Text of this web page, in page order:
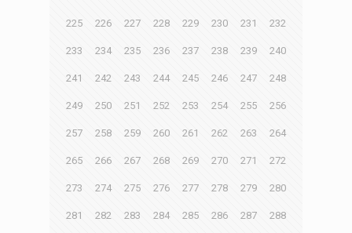
225 226 227 228 229 230 231 232
233 234 235 236 237 238 239 240
241 242 243 244 245 246 247 248
249 250 251 252 253 254 255 256
257 258 259 260 261 262 263 264
265 266 267 268 269 270 271 272
273 274 275 276 277 278 279 280
281 282 283 284 285 286 287 288